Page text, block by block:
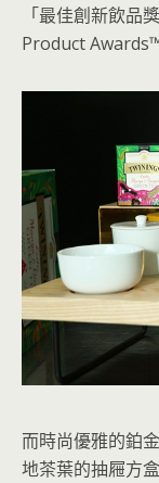
「最佳創新飲
Product
而時尚優雅的鉑
地茶葉的抽屜方